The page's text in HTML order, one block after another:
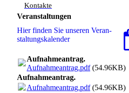
Kontakte
Veranstaltungen
Hier finden Sie unseren Ver­an­
stal­tungs­ka­len­der
Aufnahmeantrag.
Aufnahmeantrag.pdf(54.96KB)
Aufnahmeantrag.
Aufnahmeantrag.pdf(54.96KB)